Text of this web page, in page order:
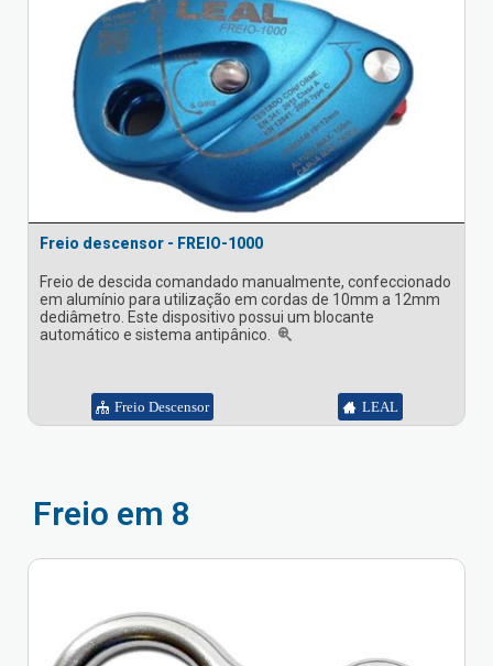
Freio descensor - FREIO-1000
Freio de descida comandado manualmente, confeccionado
em alumínio para utilização em cordas de 10mm a 12mm
dediâmetro. Este dispositivo possui um blocante
automático e sistema antipânico.
Freio Descensor LEAL
Freio em 8